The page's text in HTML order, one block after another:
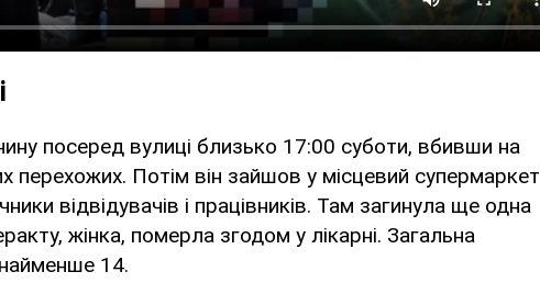
посеред вулиці близько 17:00 суботи, вбивши на
перехожих. Потім він зайшов у місцевий супермаркет
відвідувачів і працівників. Там загинула ще одна
жінка, померла згодом у лікарні. Загальна
14.